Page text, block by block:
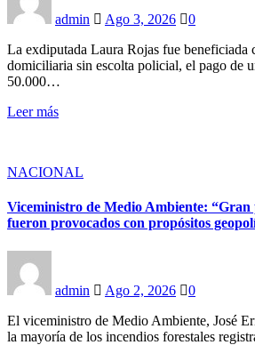
admin Ago 3, 2026
0
La exdiputada Laura Rojas fue beneficiada
domiciliaria sin escolta policial, el pago de
50.000…
Leer más
NACIONAL
Viceministro de Medio Ambiente: “Gran
fueron provocados con propósitos
admin Ago 2, 2026
0
El viceministro de Medio Ambiente, José
la mayoría de los incendios forestales